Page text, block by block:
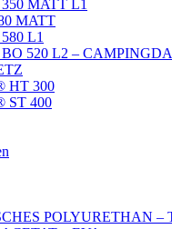
MATT L1
MATT
L1
520 L2 –
HT 300
ST 400
POLYURETHAN –